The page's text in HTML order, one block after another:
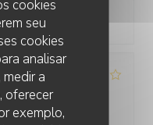
cookies
seu
cookies
analisar
a
oferecer
exemplo,
4/5 quality_price